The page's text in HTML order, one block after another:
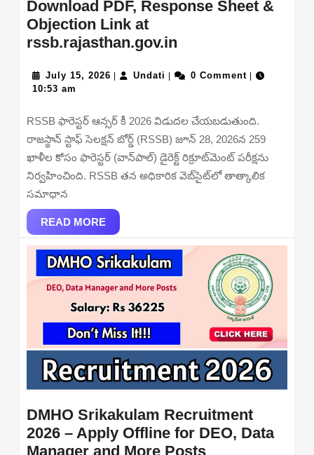
Download PDF, Response Sheet &
Objection Link at
rssb.rajasthan.gov.in
Answer
2026
Download
PDF,
Response
Objection
Link
at
July 15, 2026 July
| Undati Undati
| 0 Comment |
10:53 am
RSSB ఫారెస్టర్ ఆన్సర్ కీ 2026 విడుదల చేయబడుతుంది.
రాజస్థాన్ స్టాఫ్ సెలక్షన్ బోర్డ్ (RSSB) జూన్ 28, 2026న 259
ఖాళీల కోసం ఫారెస్టర్ (వాన్‌పాల్) డైరెక్ట్ రిక్రూట్‌మెంట్ పరీక్షను
నిర్వహించింది. RSSB తన అధికారిక వెబ్‌సైట్‌లో తాత్కాలిక
సమాధాన
READ MOREREAD
MORE
DMHO Srikakulam Recruitment
2026 – Apply Offline for DEO, Data
Manager and More PostsDMHO